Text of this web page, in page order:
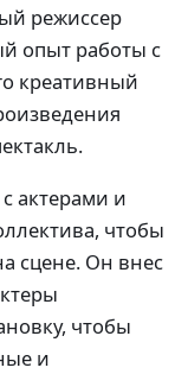
режиссер
опыт работы с
креативный
актерами и
чтобы
сцене. Он внес
чтобы
и